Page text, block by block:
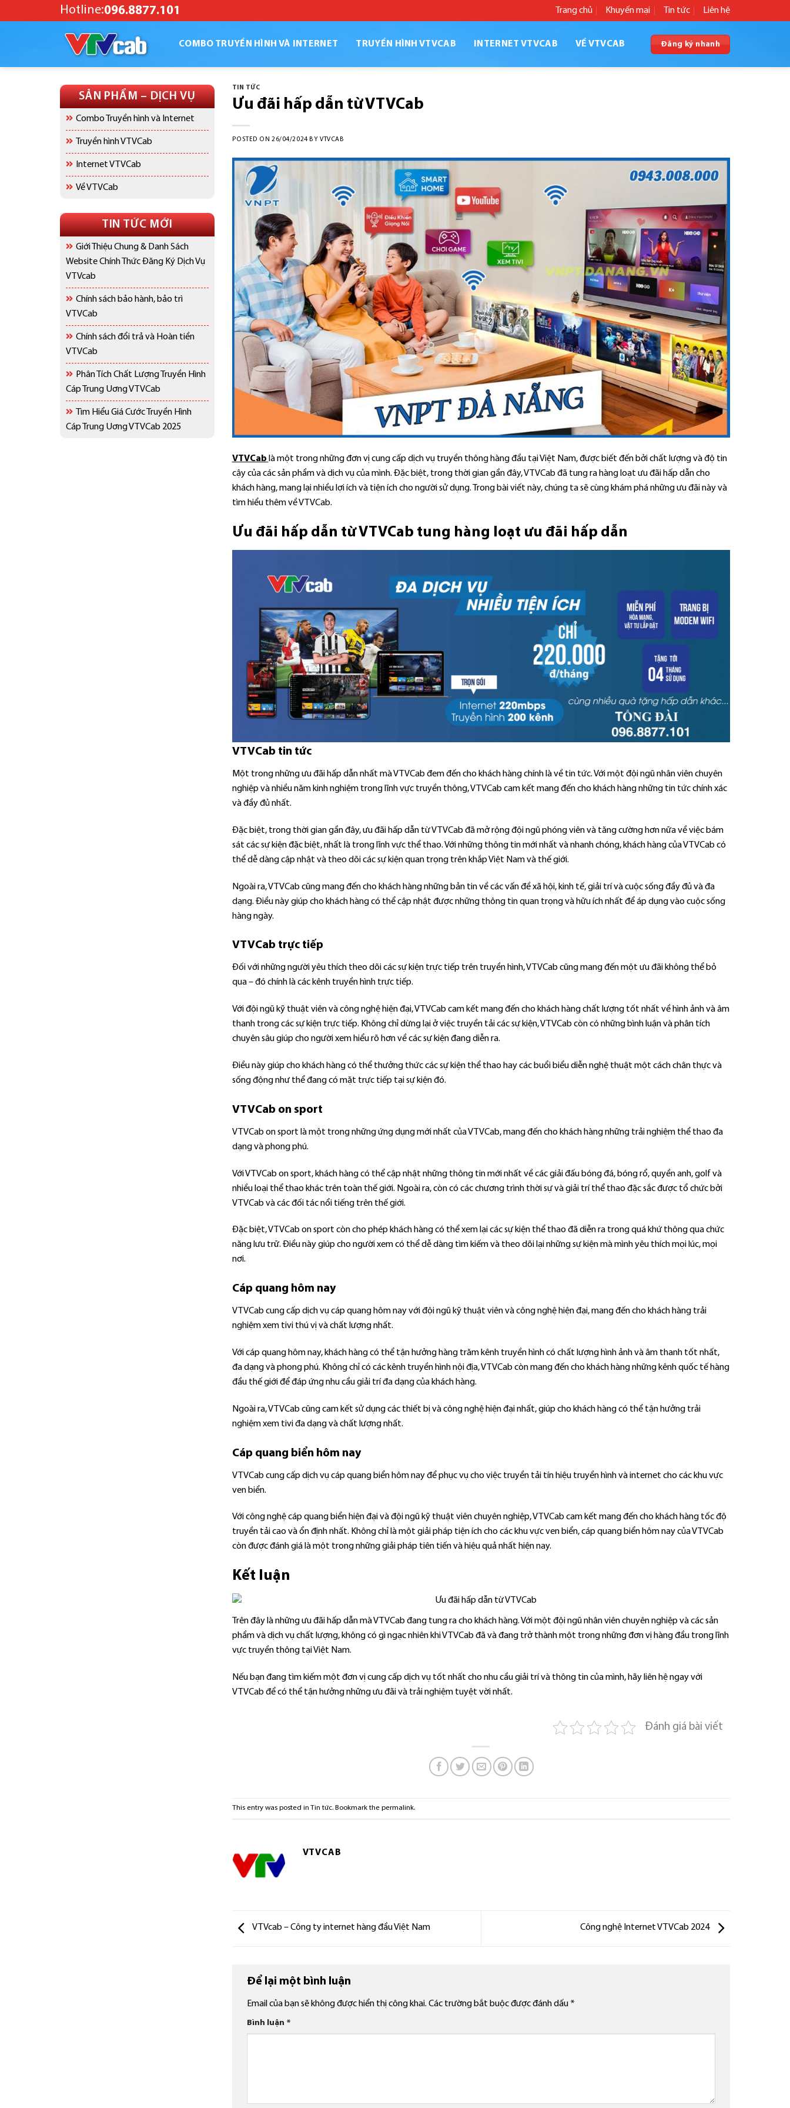
to
Hotline:096.8877.101 Trang chủ Khuyến mại Tin tức Liên hệ
COMBO TRUYỀN HÌNH VÀ INTERNET TRUYỀN HÌNH VTVCAB INTERNET VTVCAB VỀ VTVCAB Đăng ký nhanh
SẢN PHẨM – DỊCH VỤ
Combo Truyền hình và Internet
Truyền hình VTVCab
Internet VTVCab
Về VTVCab
TIN TỨC MỚI
Giới Thiệu Chung & Danh Sách
Website Chính Thức Đăng Ký Dịch Vụ
VTVcab
Chính sách bảo hành, bảo trì
VTVCab
Chính sách đổi trả và Hoàn tiền
VTVCab
Phân Tích Chất Lượng Truyền Hình
Cáp Trung Uơng VTVCab
Tìm Hiểu Giá Cước Truyền Hình
Cáp Trung Uơng VTVCab 2025
TIN TỨC
Ưu đãi hấp dẫn từ VTVCab
POSTED ON26/04/2024 BY VTVCAB
VTVCab là một trong những đơn vị cung cấp dịch vụ truyền thông hàng đầu tại Việt Nam, được biết đến bởi chất lượng và độ tin
cậy của các sản phẩm và dịch vụ của mình. Đặc biệt, trong thời gian gần đây, VTVCab đã tung ra hàng loạt ưu đãi hấp dẫn cho
khách hàng, mang lại nhiều lợi ích và tiện ích cho người sử dụng. Trong bài viết này, chúng ta sẽ cùng khám phá những ưu đãi này và
tìm hiểu thêm về VTVCab.
Ưu đãi hấp dẫn từ VTVCab tung hàng loạt ưu đãi hấp dẫn
VTVCabtin tức
Một trong những ưu đãi hấp dẫn nhất mà VTVCab đem đến cho khách hàng chính là về tin tức. Với một đội ngũ nhân viên chuyên
nghiệp và nhiều năm kinh nghiệm trong lĩnh vực truyền thông, VTVCab cam kết mang đến cho khách hàng những tin tức chính xác
và đầy đủ nhất.
Đặc biệt, trong thời gian gần đây, ưu đãi hấp dẫn từ VTVCab đã mở rộng đội ngũ phóng viên và tăng cường hơn nữa về việc bám
sát các sự kiện đặc biệt, nhất là trong lĩnh vực thể thao. Với những thông tin mới nhất và nhanh chóng, khách hàng của VTVCab có
thể dễ dàng cập nhật và theo dõi các sự kiện quan trọng trên khắp Việt Nam và thế giới.
Ngoài ra, VTVCab cũng mang đến cho khách hàng những bản tin về các vấn đề xã hội, kinh tế, giải trí và cuộc sống đầy đủ và đa
dạng. Điều này giúp cho khách hàng có thể cập nhật được những thông tin quan trọng và hữu ích nhất để áp dụng vào cuộc sống
hàng ngày.
VTVCab trực tiếp
Đối với những người yêu thích theo dõi các sự kiện trực tiếp trên truyền hình, VTVCab cũng mang đến một ưu đãi không thể bỏ
qua – đó chính là các kênh truyền hình trực tiếp.
Với đội ngũ kỹ thuật viên và công nghệ hiện đại, VTVCab cam kết mang đến cho khách hàng chất lượng tốt nhất về hình ảnh và âm
thanh trong các sự kiện trực tiếp. Không chỉ dừng lại ở việc truyền tải các sự kiện, VTVCab còn có những bình luận và phân tích
chuyên sâu giúp cho người xem hiểu rõ hơn về các sự kiện đang diễn ra.
Điều này giúp cho khách hàng có thể thưởng thức các sự kiện thể thao hay các buổi biểu diễn nghệ thuật một cách chân thực và
sống động như thể đang có mặt trực tiếp tại sự kiện đó.
VTVCab on sport
VTVCab on sport là một trong những ứng dụng mới nhất của VTVCab, mang đến cho khách hàng những trải nghiệm thể thao đa
dạng và phong phú.
Với VTVCab on sport, khách hàng có thể cập nhật những thông tin mới nhất về các giải đấu bóng đá, bóng rổ, quyền anh, golf và
nhiều loại thể thao khác trên toàn thế giới. Ngoài ra, còn có các chương trình thời sự và giải trí thể thao đặc sắc được tổ chức bởi
VTVCab và các đối tác nổi tiếng trên thế giới.
Đặc biệt, VTVCab on sport còn cho phép khách hàng có thể xem lại các sự kiện thể thao đã diễn ra trong quá khứ thông qua chức
năng lưu trữ. Điều này giúp cho người xem có thể dễ dàng tìm kiếm và theo dõi lại những sự kiện mà mình yêu thích mọi lúc, mọi
nơi.
Cáp quang hôm nay
VTVCab cung cấp dịch vụ cáp quang hôm nay với đội ngũ kỹ thuật viên và công nghệ hiện đại, mang đến cho khách hàng trải
nghiệm xem tivi thú vị và chất lượng nhất.
Với cáp quang hôm nay, khách hàng có thể tận hưởng hàng trăm kênh truyền hình có chất lượng hình ảnh và âm thanh tốt nhất,
đa dạng và phong phú. Không chỉ có các kênh truyền hình nội địa, VTVCab còn mang đến cho khách hàng những kênh quốc tế hàng
đầu thế giới để đáp ứng nhu cầu giải trí đa dạng của khách hàng.
Ngoài ra, VTVCab cũng cam kết sử dụng các thiết bị và công nghệ hiện đại nhất, giúp cho khách hàng có thể tận hưởng trải
nghiệm xem tivi đa dạng và chất lượng nhất.
Cáp quang biển hôm nay
VTVCab cung cấp dịch vụ cáp quang biển hôm nay để phục vụ cho việc truyền tải tín hiệu truyền hình và internet cho các khu vực
ven biển.
Với công nghệ cáp quang biển hiện đại và đội ngũ kỹ thuật viên chuyên nghiệp, VTVCab cam kết mang đến cho khách hàng tốc độ
truyền tải cao và ổn định nhất. Không chỉ là một giải pháp tiện ích cho các khu vực ven biển, cáp quang biển hôm nay của VTVCab
còn được đánh giá là một trong những giải pháp tiên tiến và hiệu quả nhất hiện nay.
Kết luận
Trên đây là những ưu đãi hấp dẫn mà VTVCab đang tung ra cho khách hàng. Với một đội ngũ nhân viên chuyên nghiệp và các sản
phẩm và dịch vụ chất lượng, không có gì ngạc nhiên khi VTVCab đã và đang trở thành một trong những đơn vị hàng đầu trong lĩnh
vực truyền thông tại Việt Nam.
Nếu bạn đang tìm kiếm một đơn vị cung cấp dịch vụ tốt nhất cho nhu cầu giải trí và thông tin của mình, hãy liên hệ ngay với
VTVCab để có thể tận hưởng những ưu đãi và trải nghiệm tuyệt vời nhất.
Đánh giá bài viết
This entry was posted in Tin tức. Bookmark the permalink.
VTVCAB
VTVcab – Công ty internet hàng đầu Việt Nam Công nghệ Internet VTVCab 2024
Để lại một bình luận
Email của bạn sẽ không được hiển thị công khai. Các trường bắt buộc được đánh dấu *
Bình luận *